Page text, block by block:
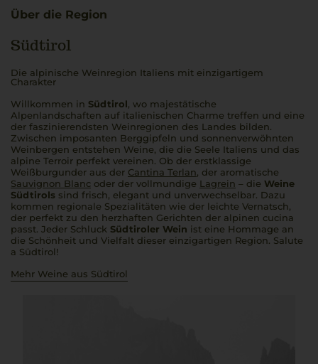
Über die Region
Südtirol
Die alpinische Weinregion Italiens mit einzigartigem
Charakter
Willkommen in Südtirol, wo majestätische
Alpenlandschaften auf italienischen Charme treffen und eine
der faszinierendsten Weinregionen des Landes bilden.
Zwischen imposanten Berggipfeln und sonnenverwöhnten
Weinbergen entstehen Weine, die die Seele Italiens und das
alpine Terroir perfekt vereinen. Ob der erstklassige
Weißburgunder aus der Cantina Terlan, der aromatische
Sauvignon Blanc oder der vollmundige Lagrein – die Weine
Südtirols sind frisch, elegant und unverwechselbar. Dazu
kommen regionale Spezialitäten wie der leichte Vernatsch,
der perfekt zu den herzhaften Gerichten der alpinen cucina
passt. Jeder Schluck Südtiroler Wein ist eine Hommage an
die Schönheit und Vielfalt dieser einzigartigen Region. Salute
a Südtirol!
Mehr Weine aus Südtirol